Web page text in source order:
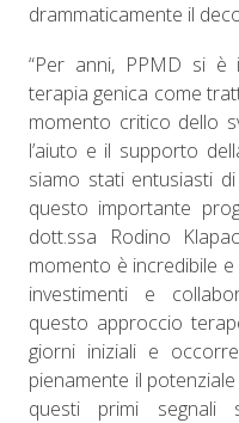
drammaticamente il
“Per anni, PPMD si è
terapia genica come
momento critico dello
l’aiuto e il supporto
siamo stati entusiasti
questo importante
dott.ssa Rodino
momento è incredibile
investimenti e
questo approccio
giorni iniziali e
pienamente il
questi primi segnali